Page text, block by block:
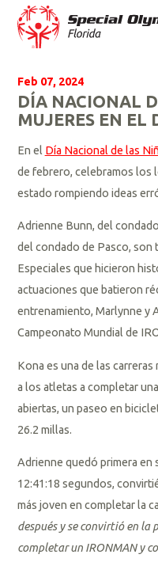
Feb 07, 2024
DÍA NACIONAL
MUJERES EN EL
En el Día Nacional de las
de febrero, celebramos los
estado rompiendo ideas
Adrienne Bunn, del
del condado de Pasco, son
Especiales que hicieron
actuaciones que batieron
entrenamiento, Marlynne y
Campeonato Mundial de
Kona es una de las carreras
a los atletas a completar
abiertas, un paseo en
26.2 millas.
Adrienne quedó primera en
12:41:18 segundos,
más joven en completar la
después y se convirtió en la
completar un IRONMAN y